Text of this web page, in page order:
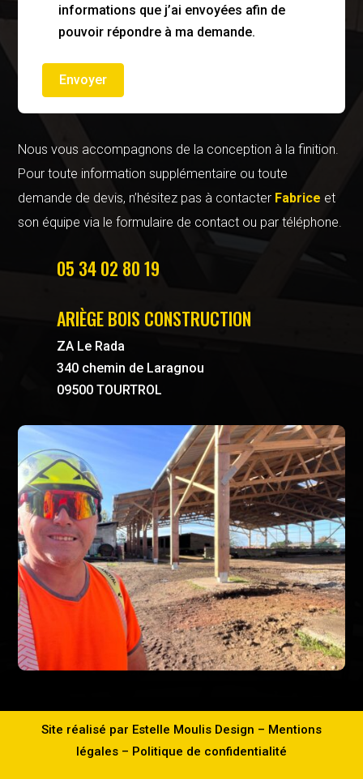
informations que j’ai envoyées afin de
pouvoir répondre à ma demande.
Envoyer
Nous vous accompagnons de la conception à la finition.
Pour toute information supplémentaire ou toute
demande de devis, n’hésitez pas à contacter Fabrice et
son équipe via le formulaire de contact ou par téléphone.
05 34 02 80 19
ARIÈGE BOIS CONSTRUCTION
ZA Le Rada
340 chemin de Laragnou
09500 TOURTROL
Site réalisé par Estelle Moulis Design – Mentions
légales– Politique de confidentialité